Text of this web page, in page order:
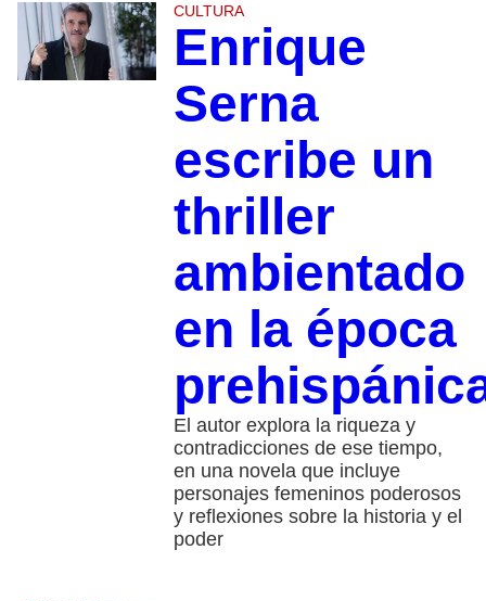
CULTURA
Enrique
Serna
escribe un
thriller
ambientado
en la época
El autor explora la riqueza y
contradicciones de ese tiempo,
en una novela que incluye
personajes femeninos poderosos
y reflexiones sobre la historia y el
poder